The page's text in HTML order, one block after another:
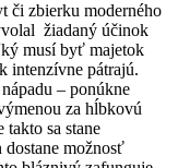
či zbierku moderného
žiadaný účinok
musí byť majetok
intenzívne pátrajú.
– ponúkne
za hĺbkovú
takto sa stane
možnosť